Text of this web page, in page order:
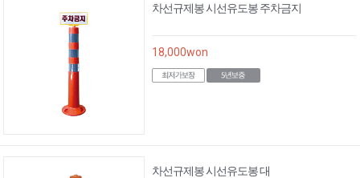
차선규제봉 시선유도봉 주차금지
18,000won
차선규제봉 시선유도봉 대